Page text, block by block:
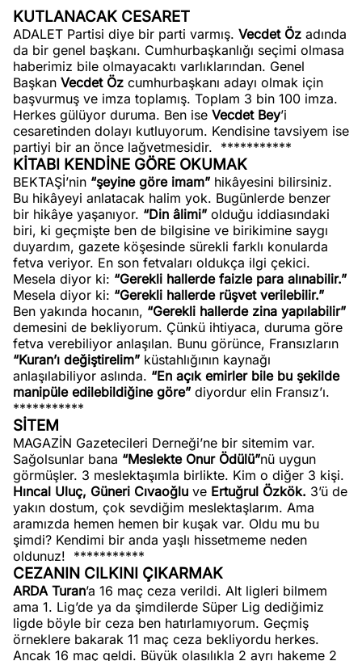
KUTLANACAK CESARET
ADALET Partisi diye bir parti varmış. Vecdet Öz adında
da bir genel başkanı. Cumhurbaşkanlığı seçimi olmasa
haberimiz bile olmayacaktı varlıklarından. Genel
Başkan Vecdet Öz cumhurbaşkanı adayı olmak için
başvurmuş ve imza toplamış. Toplam 3 bin 100 imza.
Herkes gülüyor duruma. Ben ise Vecdet Bey’i
cesaretinden dolayı kutluyorum. Kendisine tavsiyem ise
partiyi bir an önce lağvetmesidir. ***********
KİTABI KENDİNE GÖRE OKUMAK
BEKTAŞİ’nin “şeyine göre imam” hikâyesini bilirsiniz.
Bu hikâyeyi anlatacak halim yok. Bugünlerde benzer
bir hikâye yaşanıyor. “Din âlimi” olduğu iddiasındaki
biri, ki geçmişte ben de bilgisine ve birikimine saygı
duyardım, gazete köşesinde sürekli farklı konularda
fetva veriyor. En son fetvaları oldukça ilgi çekici.
Mesela diyor ki: “Gerekli hallerde faizle para alınabilir.”
Mesela diyor ki: “Gerekli hallerde rüşvet verilebilir.”
Ben yakında hocanın, “Gerekli hallerde zina yapılabilir”
demesini de bekliyorum. Çünkü ihtiyaca, duruma göre
fetva verebiliyor anlaşılan. Bunu görünce, Fransızların
“Kuran’ı değiştirelim” küstahlığının kaynağı
anlaşılabiliyor aslında. “En açık emirler bile bu şekilde
manipüle edilebildiğine göre” diyordur elin Fransız’ı.
***********
SİTEM
MAGAZİN Gazetecileri Derneği’ne bir sitemim var.
Sağolsunlar bana “Meslekte Onur Ödülü”nü uygun
görmüşler. 3 meslektaşımla birlikte. Kim o diğer 3 kişi.
Hıncal Uluç, Güneri Cıvaoğlu ve Ertuğrul Özkök. 3’ü de
yakın dostum, çok sevdiğim meslektaşlarım. Ama
aramızda hemen hemen bir kuşak var. Oldu mu bu
şimdi? Kendimi bir anda yaşlı hissetmeme neden
oldunuz! ***********
CEZANIN CILKINI ÇIKARMAK
ARDA Turan’a 16 maç ceza verildi. Alt ligleri bilmem
ama 1. Lig’de ya da şimdilerde Süper Lig dediğimiz
ligde böyle bir ceza ben hatırlamıyorum. Geçmiş
örneklere bakarak 11 maç ceza bekliyordu herkes.
Ancak 16 maç geldi. Büyük olasılıkla 2 ayrı hakeme 2